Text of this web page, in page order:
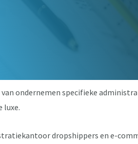
ondernemen specifieke
luxe.
dropshippers en e-